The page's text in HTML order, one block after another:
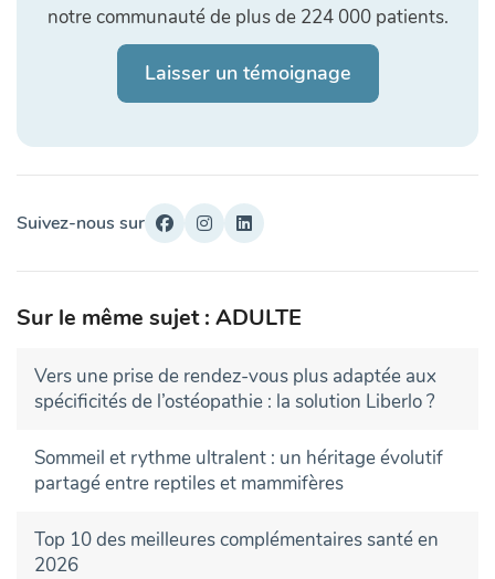
notre communauté de plus de 224 000 patients.
Laisser un témoignage
Suivez-nous sur
Sur le même sujet : ADULTE
Vers une prise de rendez-vous plus adaptée aux
spécificités de l’ostéopathie : la solution Liberlo ?
Sommeil et rythme ultralent : un héritage évolutif
partagé entre reptiles et mammifères
Top 10 des meilleures complémentaires santé en
2026